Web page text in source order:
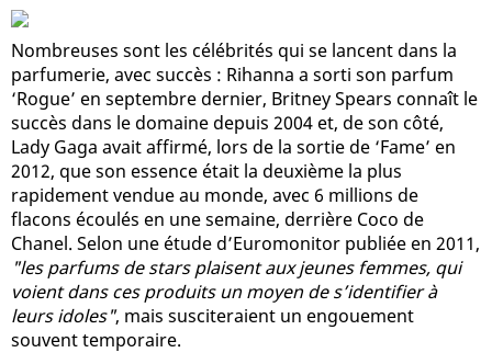
Nombreuses sont les célébrités qui se lancent dans la
parfumerie, avec succès : Rihanna a sorti son parfum
‘Rogue’ en septembre dernier, Britney Spears connaît le
succès dans le domaine depuis 2004 et, de son côté,
Lady Gaga avait affirmé, lors de la sortie de ‘Fame’ en
2012, que son essence était la deuxième la plus
rapidement vendue au monde, avec 6 millions de
flacons écoulés en une semaine, derrière Coco de
Chanel. Selon une étude d’Euromonitor publiée en 2011,
"les parfums de stars plaisent aux jeunes femmes, qui
voient dans ces produits un moyen de s’identifier à
leurs idoles", mais susciteraient un engouement
souvent temporaire.